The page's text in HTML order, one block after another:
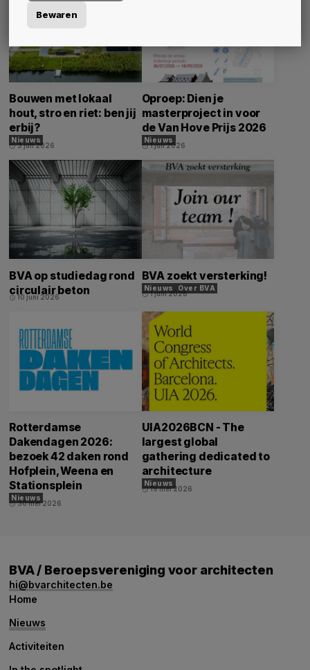
Bewaren
Bouwen met lokaal
hout, stro en riet: ben jij
erbij?
Nieuws
schedule3 juli 2026
Oproep: Dien je
masterproject in voor
de Van Hove Prijs 2026
Nieuws
schedule1 juli 2026
BVA op studiedag rond
circulair beton
schedule 10 juni 2026
BVA zoekt versterking!
Nieuws Over BVA
schedule1 juni 2026
Rotterdamse
Dakendagen 2026:
bezoek 42 daken rond
Hofplein, Weena en
Stationsplein
Nieuws
schedule30 mei 2026
UIA2026BCN - The
largest global
gathering dedicated to
architecture
Nieuws
schedule19 mei 2026
BVA / Beroepsvereniging voor architecten
hi@bvarchitecten.be
Home
Nieuws
Activiteiten